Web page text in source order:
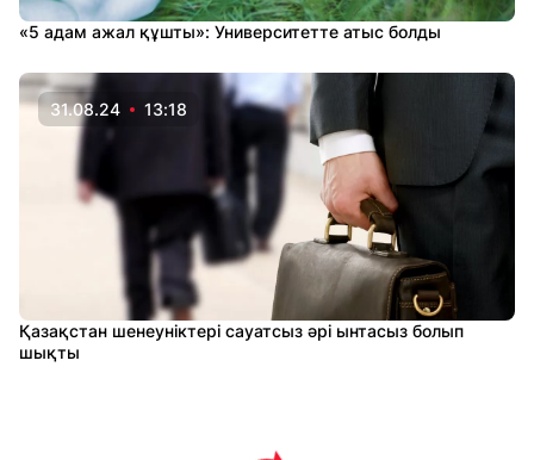
«5 адам ажал құшты»: Университетте атыс болды
31.08.24 13:18
Қазақстан шенеуніктері сауатсыз әрі ынтасыз болып
шықты